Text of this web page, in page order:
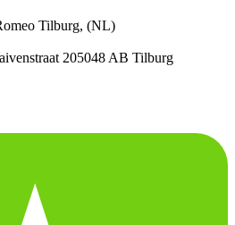
Tilburg, (NL)
205048 AB Tilburg